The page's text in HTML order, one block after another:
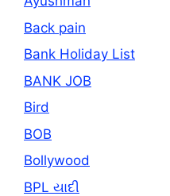
Back pain
Bank Holiday List
BANK JOB
Bird
BOB
Bollywood
BPL યાદી